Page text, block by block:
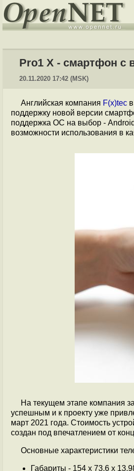
Pro1 X - смартфон с
20.11.2020 17:42 (MSK)
Английская компания F(x)tec
поддержку новой версии
поддержка ОС на выбор -
возможности использования в
На текущем этапе компания
успешным и к проекту уже
март 2021 года. Стоимость
создан под впечатлением от
Основные характеристики
Габариты - 154 x 73.6 x